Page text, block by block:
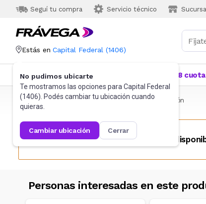
Seguí tu compra Servicio técnico
Estás en Capital Federal (1406)
No pudimos ubicarte
Te mostramos las opciones para Capital Federal
(1406). Podés cambiar tu ubicación cuando
quieras.
cambiar ubicación cerrar
Categorías Más Vendidos 18
Frávega Juguetes y Juegos Bloques y Construcción
Este producto no se encuentra
Personas interesadas en este